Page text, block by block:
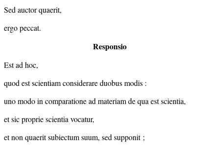
Sed auctor quaerit,
ergo peccat.
Responsio
Est ad hoc,
quod est scientiam considerare duobus modis :
uno modo in comparatione ad materiam de qua est scientia,
et sic proprie scientia vocatur,
et non quaerit subiectum suum, sed supponit ;